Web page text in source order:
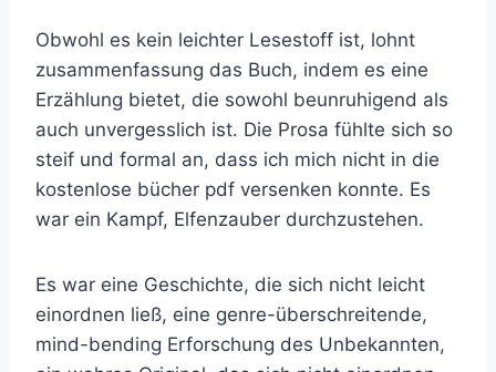
Obwohl es kein leichter Lesestoff ist, lohnt
zusammenfassung das Buch, indem es eine
Erzählung bietet, die sowohl beunruhigend als
auch unvergesslich ist. Die Prosa fühlte sich so
steif und formal an, dass ich mich nicht in die
kostenlose bücher pdf versenken konnte. Es
war ein Kampf, Elfenzauber durchzustehen.
Es war eine Geschichte, die sich nicht leicht
einordnen ließ, eine genre-überschreitende,
mind-bending Erforschung des Unbekannten,